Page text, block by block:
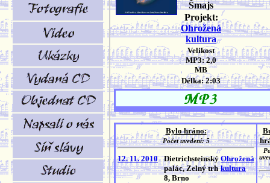
Šmajs
Projekt:
Ohrožená
kultura
Velikost
MP3: 2,0
MB
Délka: 2:03
Bylo hráno:
Počet uvedení: 5
12. 11. 2010
Dietrichsteinský
palác, Zelný trh
8, Brno
Ohrožená
kultura